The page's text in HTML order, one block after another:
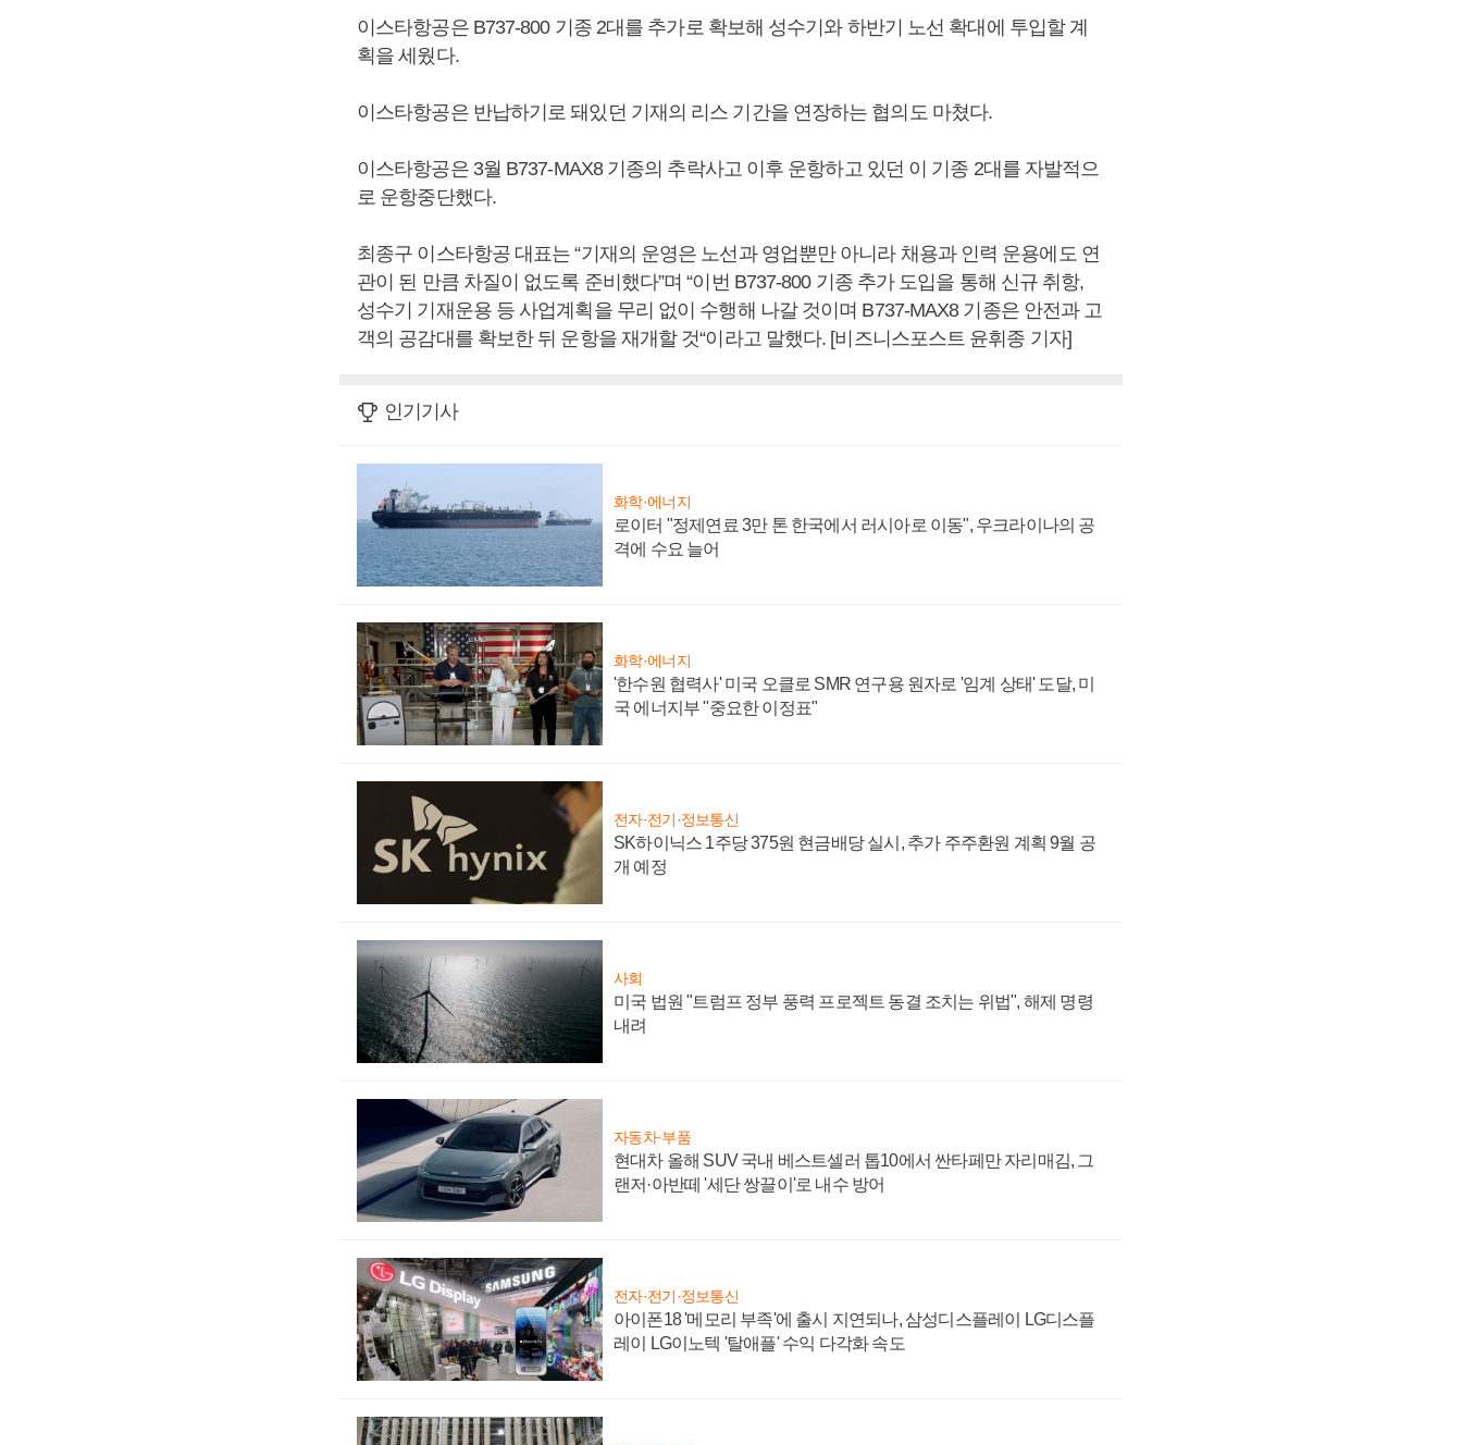
이스타항공은 B737-800 기종 2대를 추가로 확보해 성수기와 하반기 노선 확대에 투입할 계
획을 세웠다.
이스타항공은 반납하기로 돼있던 기재의 리스 기간을 연장하는 협의도 마쳤다.
이스타항공은 3월 B737-MAX8 기종의 추락사고 이후 운항하고 있던 이 기종 2대를 자발적으
로 운항중단했다.
최종구 이스타항공 대표는 “기재의 운영은 노선과 영업뿐만 아니라 채용과 인력 운용에도 연
관이 된 만큼 차질이 없도록 준비했다”며 “이번 B737-800 기종 추가 도입을 통해 신규 취항,
성수기 기재운용 등 사업계획을 무리 없이 수행해 나갈 것이며 B737-MAX8 기종은 안전과 고
객의 공감대를 확보한 뒤 운항을 재개할 것“이라고 말했다. [비즈니스포스트 윤휘종 기자]
인기기사
화학·에너지
로이터 "정제연료 3만 톤 한국에서 러시아로 이동", 우크라이나의 공
격에 수요 늘어
화학·에너지
'한수원 협력사' 미국 오클로 SMR 연구용 원자로 '임계 상태' 도달, 미
국 에너지부 "중요한 이정표"
전자·전기·정보통신
SK하이닉스 1주당 375원 현금배당 실시, 추가 주주환원 계획 9월 공
개 예정
사회
미국 법원 "트럼프 정부 풍력 프로젝트 동결 조치는 위법", 해제 명령
내려
자동차·부품
현대차 올해 SUV 국내 베스트셀러 톱10에서 싼타페만 자리매김, 그
랜저·아반떼 '세단 쌍끌이'로 내수 방어
전자·전기·정보통신
아이폰18 '메모리 부족'에 출시 지연되나, 삼성디스플레이 LG디스플
레이 LG이노텍 '탈애플' 수익 다각화 속도